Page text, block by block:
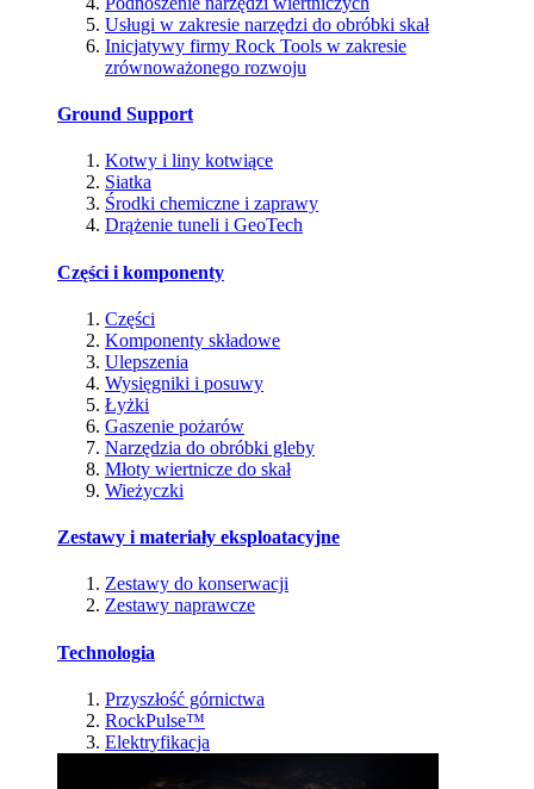
Usługi w zakresie narzędzi do obróbki skał
Inicjatywy firmy Rock Tools w zakresie
zrównoważonego rozwoju
Ground Support
Kotwy i liny kotwiące
Siatka
Środki chemiczne i zaprawy
Drążenie tuneli i GeoTech
Części i komponenty
Części
Komponenty składowe
Ulepszenia
Wysięgniki i posuwy
Łyżki
Gaszenie pożarów
Narzędzia do obróbki gleby
Młoty wiertnicze do skał
Wieżyczki
Zestawy i materiały eksploatacyjne
Zestawy do konserwacji
Zestawy naprawcze
Technologia
Przyszłość górnictwa
RockPulse™
Elektryfikacja